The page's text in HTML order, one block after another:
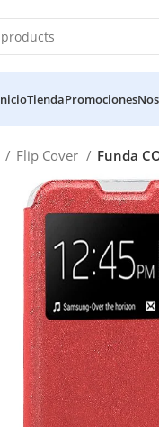
TiendaPromociones
Flip Cover Funda